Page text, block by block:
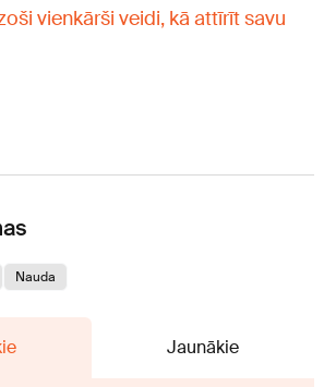
vienkārši veidi, kā attīrīt savu
Nauda
Jaunākie